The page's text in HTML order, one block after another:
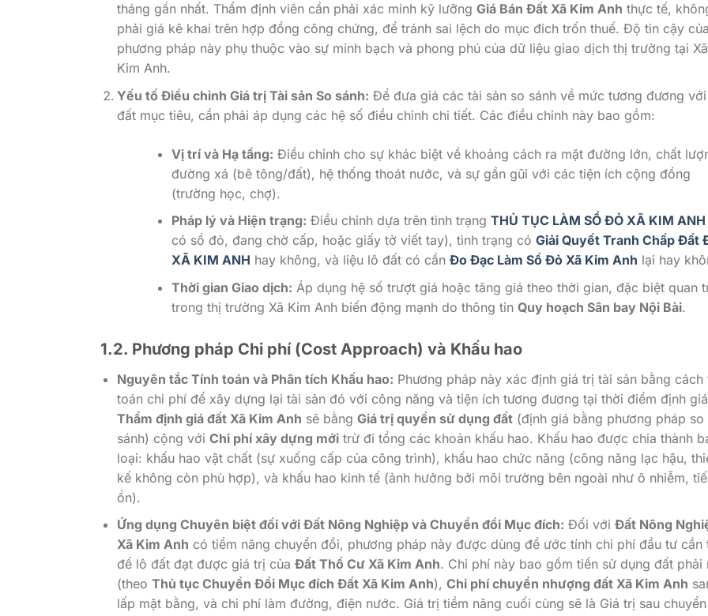
tháng gần nhất. Thẩm định viên cần phải xác minh kỹ lưỡng Giá Bán Đất Xã Kim Anh thực tế,
phải giá kê khai trên hợp đồng công chứng, để tránh sai lệch do mục đích trốn thuế. Độ tin cậy của
phương pháp này phụ thuộc vào sự minh bạch và phong phú của dữ liệu giao dịch thị trường tại Xã
Kim Anh.
Yếu tố Điều chỉnh Giá trị Tài sản So sánh: Để đưa giá các tài sản so sánh về mức tương đương
đất mục tiêu, cần phải áp dụng các hệ số điều chỉnh chi tiết. Các điều chỉnh này bao gồm:
Vị trí và Hạ tầng: Điều chỉnh cho sự khác biệt về khoảng cách ra mặt đường lớn, chất
đường xá (bê tông/đất), hệ thống thoát nước, và sự gần gũi với các tiện ích cộng đồng
(trường học, chợ).
Pháp lý và Hiện trạng: Điều chỉnh dựa trên tình trạng THỦ TỤC LÀM SỔ ĐỎ XÃ KIM ANH
có sổ đỏ, đang chờ cấp, hoặc giấy tờ viết tay), tình trạng có Giải Quyết Tranh Chấp Đất
XÃ KIM ANH hay không, và liệu lô đất có cần Đo Đạc Làm Sổ Đỏ Xã Kim Anh lại hay
Thời gian Giao dịch: Áp dụng hệ số trượt giá hoặc tăng giá theo thời gian, đặc biệt quan
trong thị trường Xã Kim Anh biến động mạnh do thông tin Quy hoạch Sân bay Nội Bài.
1.2. Phương pháp Chi phí (Cost Approach) và Khấu hao
Nguyên tắc Tính toán và Phân tích Khấu hao: Phương pháp này xác định giá trị tài sản bằng cách
toán chi phí để xây dựng lại tài sản đó với công năng và tiện ích tương đương tại thời điểm định
Thẩm định giá đất Xã Kim Anh sẽ bằng Giá trị quyền sử dụng đất(định giá bằng phương pháp so
sánh) cộng với Chi phí xây dựng mớitrừ đi tổng các khoản khấu hao. Khấu hao được chia thành
loại: khấu hao vật chất (sự xuống cấp của công trình), khấu hao chức năng (công năng lạc hậu,
kế không còn phù hợp), và khấu hao kinh tế (ảnh hưởng bởi môi trường bên ngoài như ô nhiễm,
ồn).
Ứng dụng Chuyên biệt đối với Đất Nông Nghiệp và Chuyển đổi Mục đích: Đối với Đất Nông
Xã Kim Anh có tiềm năng chuyển đổi, phương pháp này được dùng để ước tính chi phí đầu tư cần
để lô đất đạt được giá trị của Đất Thổ Cư Xã Kim Anh. Chi phí này bao gồm tiền sử dụng đất phải
(theo Thủ tục Chuyển Đổi Mục đích Đất Xã Kim Anh), Chi phí chuyển nhượng đất Xã Kim Anh
lấp mặt bằng, và chi phí làm đường, điện nước. Giá trị tiềm năng cuối cùng sẽ là Giá trị sau